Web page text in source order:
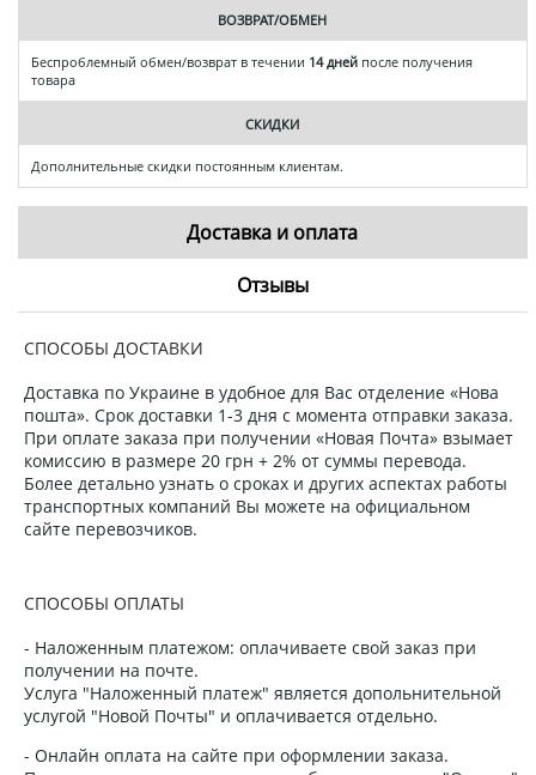
ВОЗВРАТ/ОБМЕН
Беспроблемный обмен/возврат в течении 14 дней после получения
товара
СКИДКИ
Дополнительные скидки постоянным клиентам.
Доставка и оплата
Отзывы
СПОСОБЫ ДОСТАВКИ
Доставка по Украине в удобное для Вас отделение «Нова
пошта». Срок доставки 1-3 дня с момента отправки заказа.
При оплате заказа при получении «Новая Почта» взымает
комиссию в размере 20 грн + 2% от суммы перевода.
Более детально узнать о сроках и других аспектах работы
транспортных компаний Вы можете на официальном
сайте перевозчиков.
СПОСОБЫ ОПЛАТЫ
- Наложенным платежом: оплачиваете свой заказ при
получении на почте.
Услуга "Наложенный платеж" является допольнительной
услугой "Новой Почты" и оплачивается отдельно.
- Онлайн оплата на сайте при оформлении заказа.